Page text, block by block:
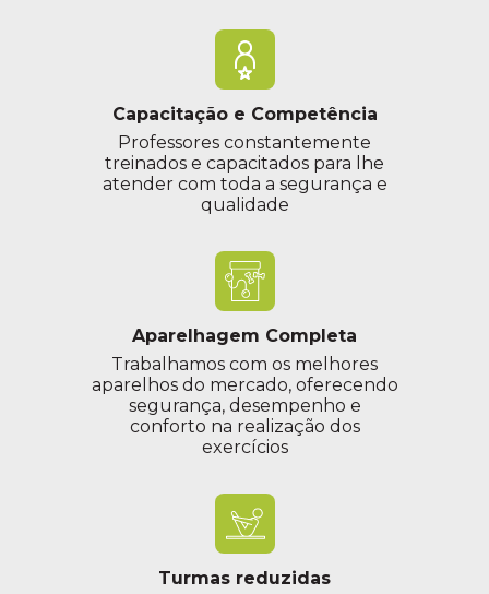
Capacitação e Competência
Professores constantemente
treinados e capacitados para lhe
atender com toda a segurança e
qualidade
Aparelhagem Completa
Trabalhamos com os melhores
aparelhos do mercado, oferecendo
segurança, desempenho e
conforto na realização dos
exercícios
Turmas reduzidas